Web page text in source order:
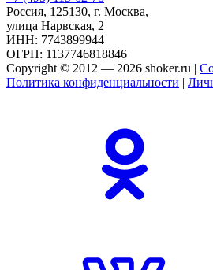
Россия, 125130, г. Москва,
улица Нарвская, 2
ИНН: 7743899944
ОГРН: 1137746818846
Copyright © 2012 — 2026 shoker.ru |
Политика конфиденциальности |